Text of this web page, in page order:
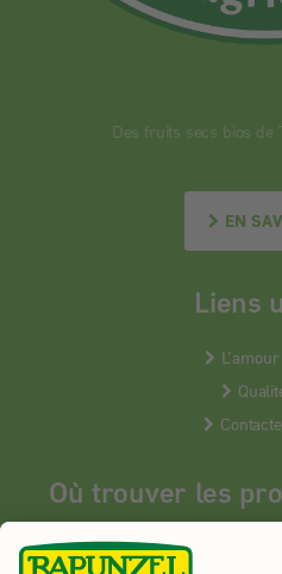
Des fruits secs bios de
EN
Liens
Où trouver les
Les produits Rapunzel sont